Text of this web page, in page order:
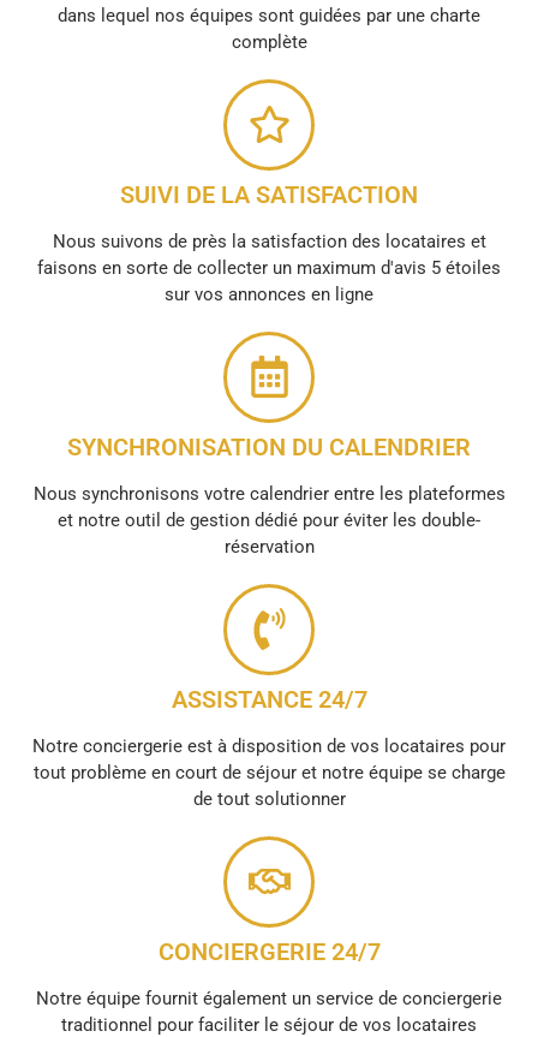
dans lequel nos équipes sont guidées par une charte
complète
SUIVI DE LA SATISFACTION
Nous suivons de près la satisfaction des locataires et
faisons en sorte de collecter un maximum d'avis 5 étoiles
sur vos annonces en ligne
SYNCHRONISATION DU CALENDRIER
Nous synchronisons votre calendrier entre les plateformes
et notre outil de gestion dédié pour éviter les double-
réservation
ASSISTANCE 24/7
Notre conciergerie est à disposition de vos locataires pour
tout problème en court de séjour et notre équipe se charge
de tout solutionner
CONCIERGERIE 24/7
Notre équipe fournit également un service de conciergerie
traditionnel pour faciliter le séjour de vos locataires